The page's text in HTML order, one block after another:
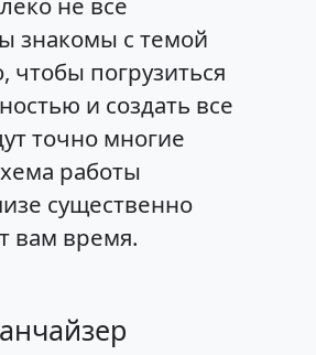
знакомы с темой
чтобы погрузиться
и создать все
точно многие
работы
существенно
вам время.